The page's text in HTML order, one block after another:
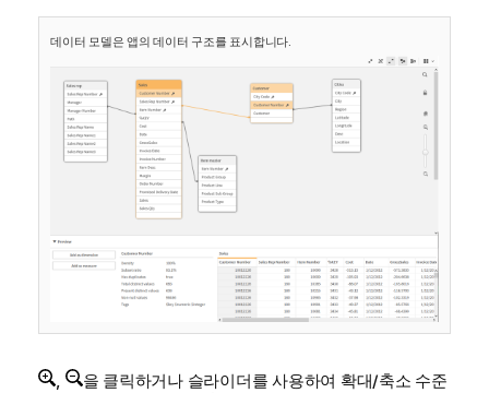
데이터 모델은 앱의 데이터 구조를 표시합니다.
,
을 클릭하거나 슬라이더를 사용하여 확대/축소 수준